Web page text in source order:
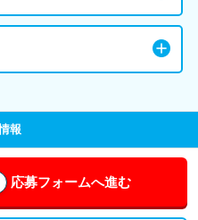
報
応募フォームへ進む